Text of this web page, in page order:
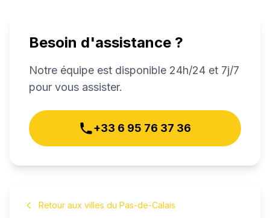
Besoin d'assistance ?
Notre équipe est disponible 24h/24 et 7j/7
pour vous assister.
+33 6 95 76 37 36
Retour aux villes du Pas-de-Calais